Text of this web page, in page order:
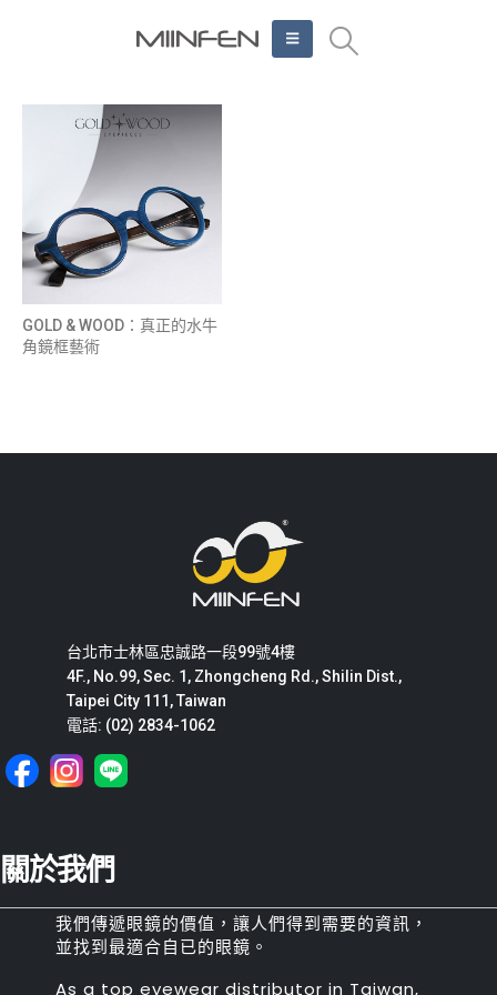
GOLD & WOOD：真正的水牛
角鏡框藝術
台北市士林區忠誠路一段99號4樓
4F., No.99, Sec. 1, Zhongcheng Rd., Shilin Dist.,
Taipei City 111, Taiwan
電話: (02) 2834-1062
關於我們
我們傳遞眼鏡的價值，讓人們得到需要的資訊，
並找到最適合自已的眼鏡。
As a top eyewear distributor in Taiwan,